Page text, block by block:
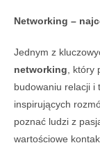
Networking –
Jednym z
networking ,
budowaniu relacji i
inspirujących
poznać ludzi z
wartościowe